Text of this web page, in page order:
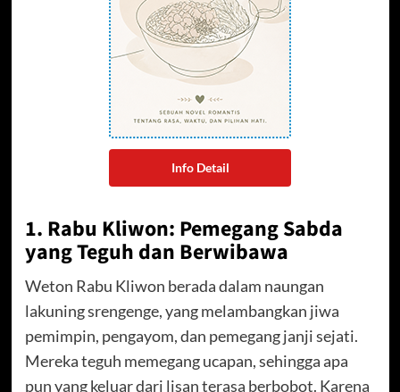
Info Detail
1. Rabu Kliwon: Pemegang Sabda
yang Teguh dan Berwibawa
Weton Rabu Kliwon berada dalam naungan
lakuning srengenge, yang melambangkan jiwa
pemimpin, pengayom, dan pemegang janji sejati.
Mereka teguh memegang ucapan, sehingga apa
pun yang keluar dari lisan terasa berbobot. Karena